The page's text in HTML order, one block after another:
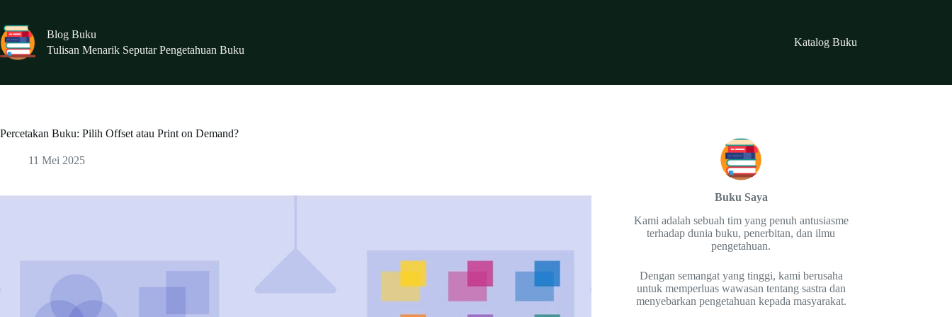
content
Blog Buku
Tulisan Menarik Seputar Pengetahuan Buku
Katalog Buku
Percetakan Buku: Pilih Offset atau Print on Demand?
11 Mei 2025
Buku Saya
Kami adalah sebuah tim yang penuh antusiasme
terhadap dunia buku, penerbitan, dan ilmu
pengetahuan.
Dengan semangat yang tinggi, kami berusaha
untuk memperluas wawasan tentang sastra dan
menyebarkan pengetahuan kepada masyarakat.